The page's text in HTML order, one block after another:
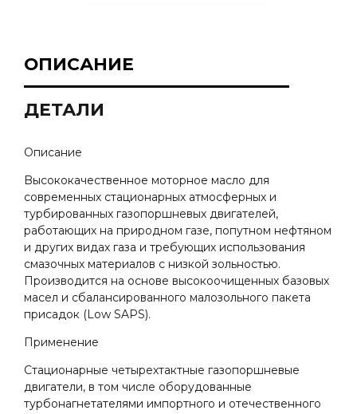
ОПИСАНИЕ
ДЕТАЛИ
Описание
Bысококачественное моторное масло для
современных стационарных атмосферных и
турбированных газопоршневых двигателей,
работающих на природном газе, попутном нефтяном
и других видах газа и требующих использования
смазочных материалов с низкой зольностью.
Производится на основе высокоочищенных базовых
масел и сбалансированного малозольного пакета
присадок (Low SAPS).
Применение
Стационарные четырехтактные газопоршневые
двигатели, в том числе оборудованные
турбонагнетателями импортного и отечественного